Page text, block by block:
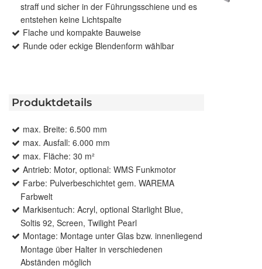
straff und sicher in der Führungsschiene und es
entstehen keine Lichtspalte
Flache und kompakte Bauweise
Runde oder eckige Blendenform wählbar
Produktdetails
max. Breite: 6.500 mm
max. Ausfall: 6.000 mm
max. Fläche: 30 m²
Antrieb: Motor, optional: WMS Funkmotor
Farbe: Pulverbeschichtet gem. WAREMA
Farbwelt
Markisentuch: Acryl, optional Starlight Blue,
Soltis 92, Screen, Twilight Pearl
Montage: Montage unter Glas bzw. innenliegend
Montage über Halter in verschiedenen
Abständen möglich